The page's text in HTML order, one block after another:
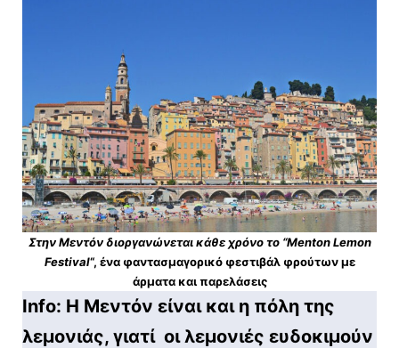
Στην Μεντόν διοργανώνεται κάθε χρόνο το “Menton Lemon
Festival“, ένα φαντασμαγορικό φεστιβάλ φρούτων με
άρματα και παρελάσεις
Info: Η Μεντόν είναι και η πόλη της
λεμονιάς, γιατί οι λεμονιές ευδοκιμούν